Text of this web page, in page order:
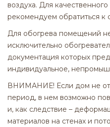
воздуха. Для
рекомендуем обратиться к
Для обогрева помещений
исключительно
документация которых
индивидуальное,
ВНИМАНИЕ! Если дом не
период, в нем возможно
и, как следствие –
материалов на стенах и